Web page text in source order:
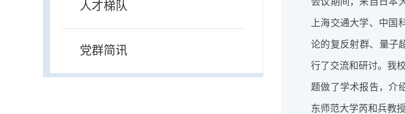
人才梯队
党群简讯
上海交通大学、中
论的复反射群、量子
行了交流和研讨。我
题做了学术报告，介
东师范大学芮和兵教